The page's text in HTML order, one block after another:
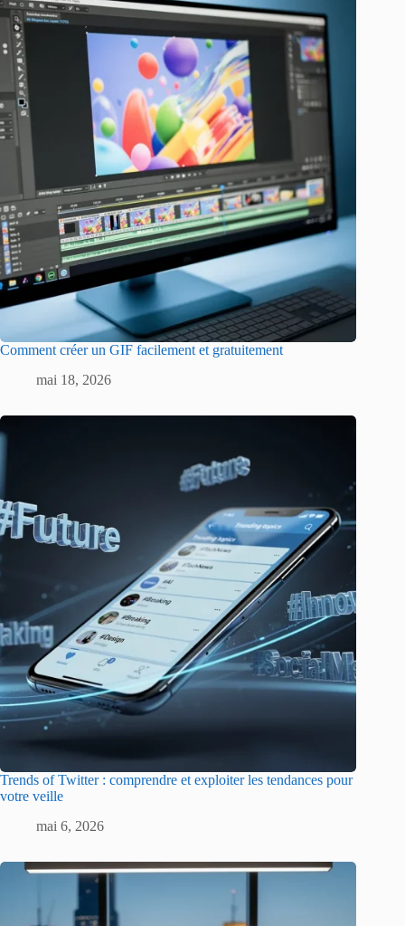
Comment créer un GIF facilement et gratuitement
mai 18, 2026
Trends of Twitter : comprendre et exploiter les tendances pour
votre veille
mai 6, 2026